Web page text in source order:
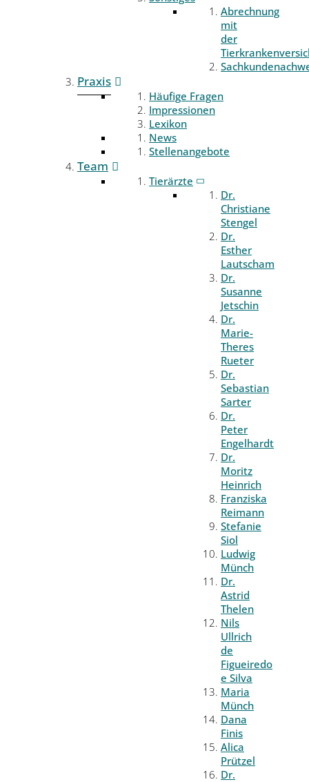
Abrechnung
mit
der
Praxis
Häufige Fragen
Impressionen
Lexikon
News
Stellenangebote
Team
Tierärzte
Dr.
Christiane
Stengel
Dr.
Esther
Lautscham
Dr.
Susanne
Jetschin
Dr.
Marie-
Theres
Rueter
Dr.
Sebastian
Sarter
Dr.
Peter
Engelhardt
Dr.
Moritz
Heinrich
Franziska
Reimann
Stefanie
Siol
Ludwig
Münch
Dr.
Astrid
Thelen
Nils
Ullrich
de
Figueiredo
e Silva
Maria
Münch
Dana
Finis
Alica
Prützel
Dr.